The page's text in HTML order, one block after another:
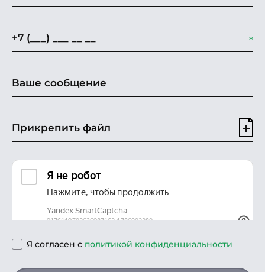
Прикрепить файл
Я согласен с политикой конфиденциальности